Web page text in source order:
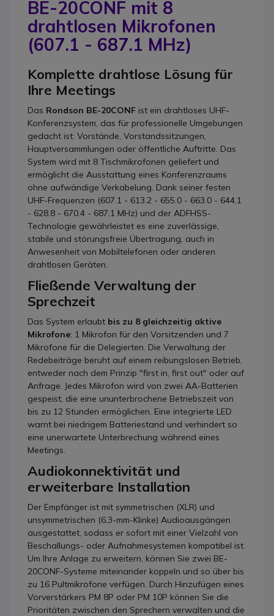
BE-20CONF mit 8
drahtlosen Mikrofonen
(607.1 - 687.1 MHz)
Komplette drahtlose Lösung für
Ihre Meetings
Das Rondson BE-20CONF ist ein drahtloses UHF-
Konferenzsystem, das für professionelle Umgebungen
gedacht ist: Vorstände, Vorstandssitzungen,
Hauptversammlungen oder öffentliche Auftritte. Das
System wird mit 8 Tischmikrofonen geliefert und
ermöglicht die Ausstattung eines Konferenzraums
ohne aufwändige Verkabelung. Dank seiner festen
UHF-Frequenzen (607.1 - 613.2 - 655.0 - 663.0 - 644.1
- 628.8 - 670.4 - 687.1 MHz) und der ADFHSS-
Technologie gewährleistet es eine zuverlässige,
stabile und störungsfreie Übertragung, auch in
Anwesenheit von Mobiltelefonen oder anderen
drahtlosen Geräten.
Fließende Verwaltung der
Sprechzeit
Das System erlaubt bis zu 8 gleichzeitig aktive
Mikrofone: 1 Mikrofon für den Vorsitzenden und 7
Mikrofone für die Delegierten. Die Verwaltung der
Redebeiträge beruht auf einem reibungslosen Betrieb,
entweder nach dem Prinzip "first in, first out" oder auf
Anfrage. Jedes Mikrofon wird von zwei AA-Batterien
gespeist, die eine ununterbrochene Betriebszeit von
bis zu 12 Stunden ermöglichen. Eine integrierte LED
warnt bei niedrigem Batteriestand und verhindert so
eine unerwartete Unterbrechung während eines
Meetings.
Audiokonnektivität und
erweiterbare Installation
Der Empfänger ist mit symmetrischen (XLR) und
unsymmetrischen (6,3-mm-Klinke) Audioausgängen
ausgestattet, sodass er sofort mit einer Vielzahl von
Beschallungs- oder Aufnahmesystemen kompatibel ist.
Um Ihre Anlage zu erweitern, können Sie zwei BE-
20CONF-Systeme miteinander koppeln und so über bis
zu 16 Pultmikrofone verfügen. Durch Hinzufügen eines
Vorverstärkers PM 8P oder PM 10P können Sie die
Prioritäten zwischen den Sprechern verwalten und die